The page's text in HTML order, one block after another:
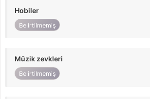
Hobiler
Belirtilmemiş
Müzik zevkleri
Belirtilmemiş